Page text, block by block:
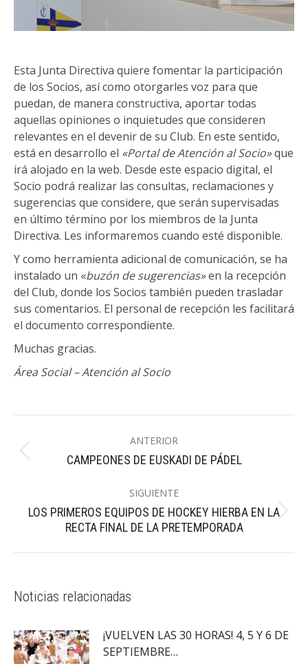
Esta Junta Directiva quiere fomentar la participación
de los Socios, así como otorgarles voz para que
puedan, de manera constructiva, aportar todas
aquellas opiniones o inquietudes que consideren
relevantes en el devenir de su Club. En este sentido,
está en desarrollo el «Portal de Atención al Socio»que
irá alojado en la web. Desde este espacio digital, el
Socio podrá realizar las consultas, reclamaciones y
sugerencias que considere, que serán supervisadas
en último término por los miembros de la Junta
Directiva. Les informaremos cuando esté disponible.
Y como herramienta adicional de comunicación, se ha
instalado un «buzón de sugerencias»en la recepción
del Club, donde los Socios también pueden trasladar
sus comentarios. El personal de recepción les facilitará
el documento correspondiente.
Muchas gracias.
Área Social – Atención al Socio
entre
ANTERIOR
Publicación
CAMPEONES DE EUSKADI DE PÁDEL
SIGUIENTE
Publicación
siguiente:
LOS PRIMEROS EQUIPOS DE HOCKEY HIERBA EN LA
RECTA FINAL DE LA PRETEMPORADA
Noticias relacionadas
¡VUELVEN LAS 30 HORAS! 4, 5 Y 6 DE
SEPTIEMBRE…